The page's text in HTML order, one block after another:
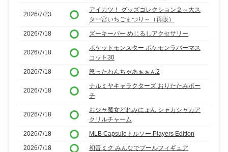
2026/7/23
アイカツ！ グッズコレクション２～大ス
ター宮いちごまつり～（再販）
2026/7/18
ズーキーパー めじるしアクセサリー
2026/7/18
ポケットモンスター ポケモンラバーマス
コット30
2026/7/18
怒ったわんちゃあぁぁん2
2026/7/18
ナルミヤキャラクターズ おりたたみポー
チ
2026/7/18
おジャ魔女どれみにょん シャカシャカア
クリルチャーム
2026/7/18
MLB Capsuleトルソー Players Edition
2026/7/18
初音ミク みんなでプールフィギュア